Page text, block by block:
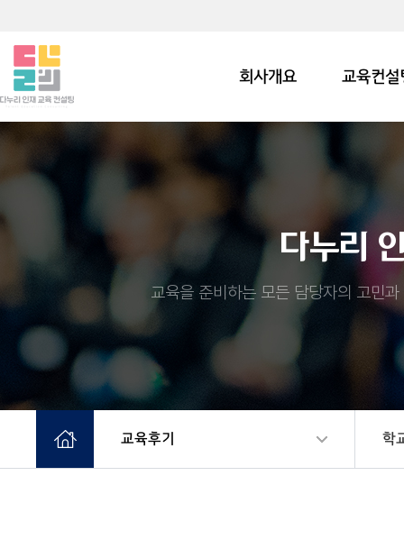
회사개요 교육컨설
다누리
교육을 준비하는 모든 담당자의 고민
교육후기 학